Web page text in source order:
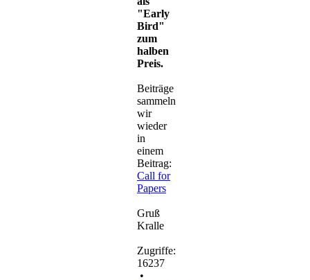
"Early
Bird"
zum
halben
Preis.
Beiträge
sammeln
wir
wieder
in
einem
Beitrag:
Call for
Papers
Gruß
Kralle
Zugriffe:
16237
•